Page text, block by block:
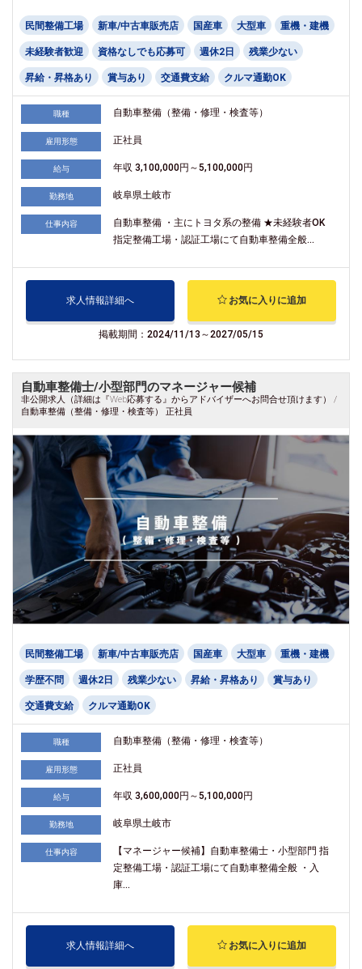
民間整備工場 新車/中古車販売店 国産車 大型車 重機・建機
未経験者歓迎 資格なしでも応募可 週休2日 残業少ない
昇給・昇格あり 賞与あり 交通費支給 クルマ通勤OK
職種 自動車整備（整備・修理・検査等）
雇用形態 正社員
給与 年収 3,100,000円～5,100,000円
勤務地 岐阜県土岐市
仕事内容
自動車整備 ・主にトヨタ系の整備 ★未経験者OK
指定整備工場・認証工場にて自動車整備全般...
求人情報詳細へ お気に入りに追加
掲載期間：2024/11/13～2027/05/15
自動車整備士/小型部門のマネージャー候補
非公開求人（詳細は『Web応募する』からアドバイザーへお問合せ頂けます） /
自動車整備（整備・修理・検査等） 正社員
民間整備工場 新車/中古車販売店 国産車 大型車 重機・建機
学歴不問 週休2日 残業少ない 昇給・昇格あり 賞与あり
交通費支給 クルマ通勤OK
職種 自動車整備（整備・修理・検査等）
雇用形態 正社員
給与 年収 3,600,000円～5,100,000円
勤務地 岐阜県土岐市
仕事内容
【マネージャー候補】自動車整備士・小型部門 指
定整備工場・認証工場にて自動車整備全般 ・入
庫...
求人情報詳細へ お気に入りに追加